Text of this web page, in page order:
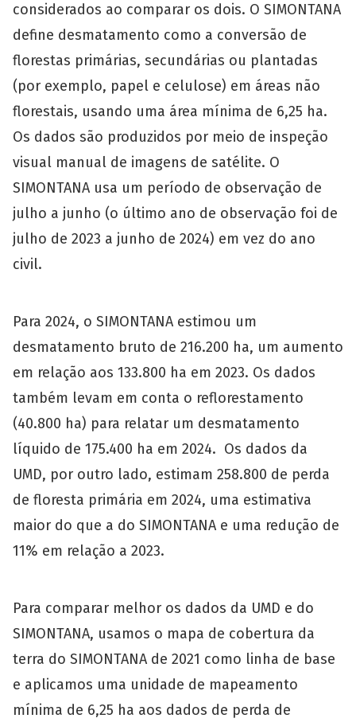
considerados ao comparar os dois. O SIMONTANA
define desmatamento como a conversão de
florestas primárias, secundárias ou plantadas
(por exemplo, papel e celulose) em áreas não
florestais, usando uma área mínima de 6,25 ha.
Os dados são produzidos por meio de inspeção
visual manual de imagens de satélite. O
SIMONTANA usa um período de observação de
julho a junho (o último ano de observação foi de
julho de 2023 a junho de 2024) em vez do ano
civil.
Para 2024, o SIMONTANA estimou um
desmatamento bruto de 216.200 ha, um aumento
em relação aos 133.800 ha em 2023. Os dados
também levam em conta o reflorestamento
(40.800 ha) para relatar um desmatamento
líquido de 175.400 ha em 2024. Os dados da
UMD, por outro lado, estimam 258.800 de perda
de floresta primária em 2024, uma estimativa
maior do que a do SIMONTANA e uma redução de
11% em relação a 2023.
Para comparar melhor os dados da UMD e do
SIMONTANA, usamos o mapa de cobertura da
terra do SIMONTANA de 2021 como linha de base
e aplicamos uma unidade de mapeamento
mínima de 6,25 ha aos dados de perda de